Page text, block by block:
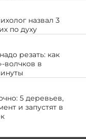
назвал 3
по духу
резать: как
волчков в
5 деревьев,
и запустят в